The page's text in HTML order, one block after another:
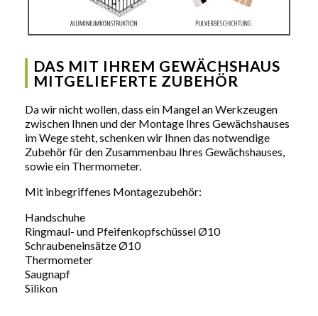
DAS MIT IHREM GEWÄCHSHAUS
MITGELIEFERTE ZUBEHÖR
Da wir nicht wollen, dass ein Mangel an Werkzeugen
zwischen Ihnen und der Montage Ihres Gewächshauses
im Wege steht, schenken wir Ihnen das notwendige
Zubehör für den Zusammenbau Ihres Gewächshauses,
sowie ein Thermometer.
Mit inbegriffenes Montagezubehör:
Handschuhe
Ringmaul- und Pfeifenkopfschüssel Ø10
Schraubeneinsätze Ø10
Thermometer
Saugnapf
Silikon